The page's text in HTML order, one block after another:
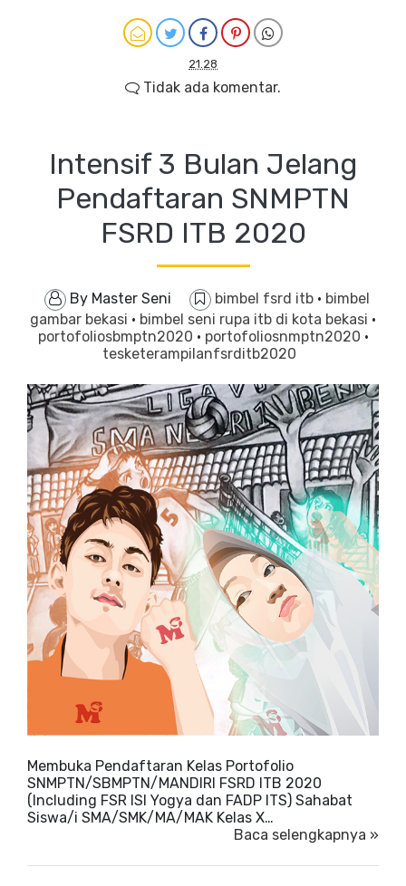
21.28
Tidak ada komentar.
Intensif 3 Bulan Jelang
Pendaftaran SNMPTN
FSRD ITB 2020
By Master Seni bimbel fsrd itb · bimbel
gambar bekasi · bimbel seni rupa itb di kota bekasi ·
portofoliosbmptn2020 · portofoliosnmptn2020 ·
tesketerampilanfsrditb2020
Membuka Pendaftaran Kelas Portofolio
SNMPTN/SBMPTN/MANDIRI FSRD ITB 2020
(Including FSR ISI Yogya dan FADP ITS) Sahabat
Siswa/i SMA/SMK/MA/MAK Kelas X…
Baca selengkapnya »